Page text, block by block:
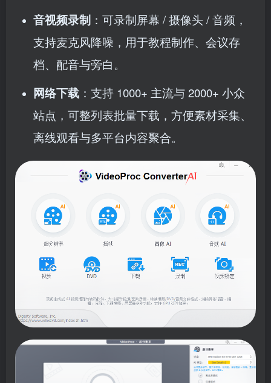
音视频录制 ：可录制屏幕 / 摄像头 / 音频，
支持麦克风降噪，用于教程制作、会议存
档、配音与旁白。
网络下载 ：支持 1000+ 主流与 2000+ 小众
站点，可整列表批量下载，方便素材采集、
离线观看与多平台内容聚合。